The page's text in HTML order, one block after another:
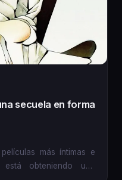
secuela en forma
más íntimas e
obteniendo una